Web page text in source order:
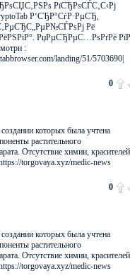
РїСЂРѕСЃС‚С‹Рј
Р‘СЂР°СѓР·РµСЂ,
Рё
РџРµСЂРµС…РѕРґРё
:
landing/51/5703690|
0
которых была учтена
растительного
Отсутствие химии, красителей
torgovaya.xyz/medic-news
0
которых была учтена
растительного
Отсутствие химии, красителей
torgovaya.xyz/medic-news